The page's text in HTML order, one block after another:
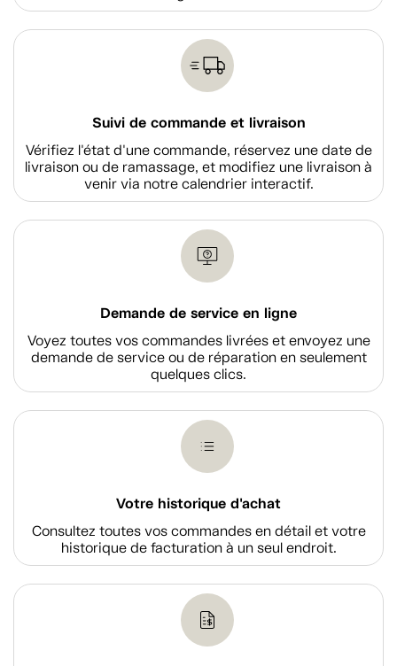
Suivi de commande et livraison
Vérifiez l'état d'une commande, réservez une date de
livraison ou de ramassage, et modifiez une livraison à
venir via notre calendrier interactif.
Demande de service en ligne
Voyez toutes vos commandes livrées et envoyez une
demande de service ou de réparation en seulement
quelques clics.
Votre historique d'achat
Consultez toutes vos commandes en détail et votre
historique de facturation à un seul endroit.